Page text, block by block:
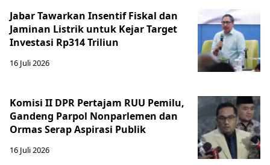
Jabar Tawarkan Insentif Fiskal dan
Jaminan Listrik untuk Kejar Target
Investasi Rp314 Triliun
16 Juli 2026
Komisi II DPR Pertajam RUU Pemilu,
Gandeng Parpol Nonparlemen dan
Ormas Serap Aspirasi Publik
16 Juli 2026